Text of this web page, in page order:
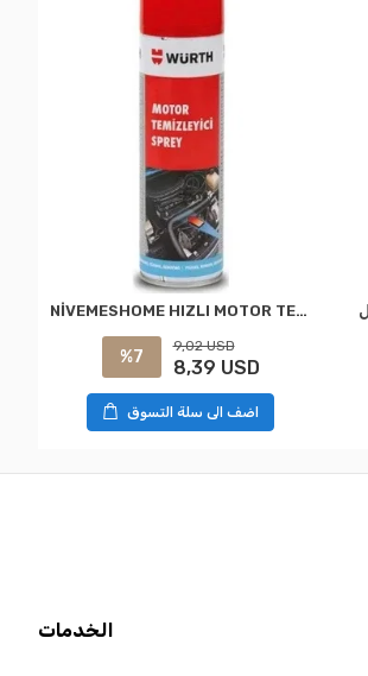
NİVEMESHOME HIZLI MOTOR TEMİZLEME SPREY 500 ML SK:0890230500028 WÜRTH
%7
9,02 USD
8,39 USD
اضف الى سلة التسوق
الخدمات